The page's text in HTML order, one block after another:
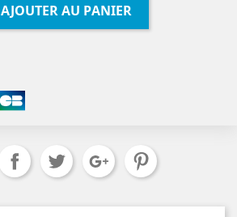
AJOUTER AU PANIER